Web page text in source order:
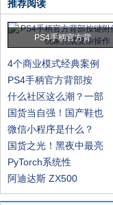
推荐阅读
PS4手柄官方背
4个商业模式经典案例
PS4手柄官方背部按
什么社区这么潮？一部
国货当自强！国产鞋也
微信小程序是什么？
国货之光！黑夜中最亮
PyTorch系统性
阿迪达斯 ZX500